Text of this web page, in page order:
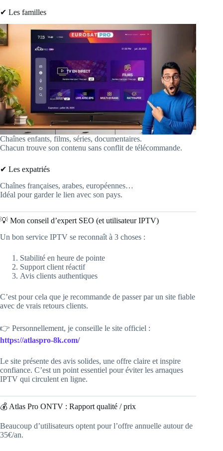
✔ Les familles
Chaînes enfants, films, séries, documentaires.
Chacun trouve son contenu sans conflit de télécommande.
✔ Les expatriés
Chaînes françaises, arabes, européennes…
Idéal pour garder le lien avec son pays.
💡 Mon conseil d’expert SEO (et utilisateur IPTV)
Un bon service IPTV se reconnaît à 3 choses :
Stabilité en heure de pointe
Support client réactif
Avis clients authentiques
C’est pour cela que je recommande de passer par un site fiable
avec de vrais retours clients.
👉 Personnellement, je conseille le site officiel :
https://atlaspro-8k.com/
Le site présente des avis solides, une offre claire et inspire
confiance. C’est un point essentiel pour éviter les arnaques
IPTV qui circulent en ligne.
💰 Atlas Pro ONTV : Rapport qualité / prix
Beaucoup d’utilisateurs optent pour l’offre annuelle autour de
35€/an.